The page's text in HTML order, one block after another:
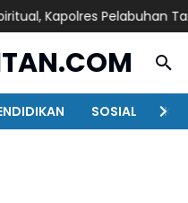
Kapolres Pelabuhan
SOSIAL